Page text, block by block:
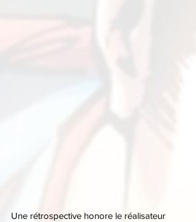
Une rétrospective honore le réalisateur